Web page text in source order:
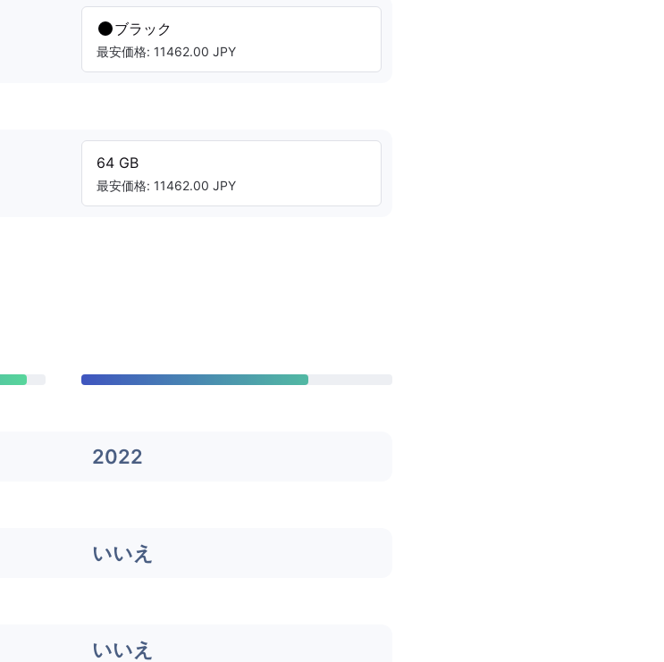
ブラック
最安価格: 11462.00 JPY
64 GB
最安価格: 11462.00 JPY
2022
いいえ
いいえ